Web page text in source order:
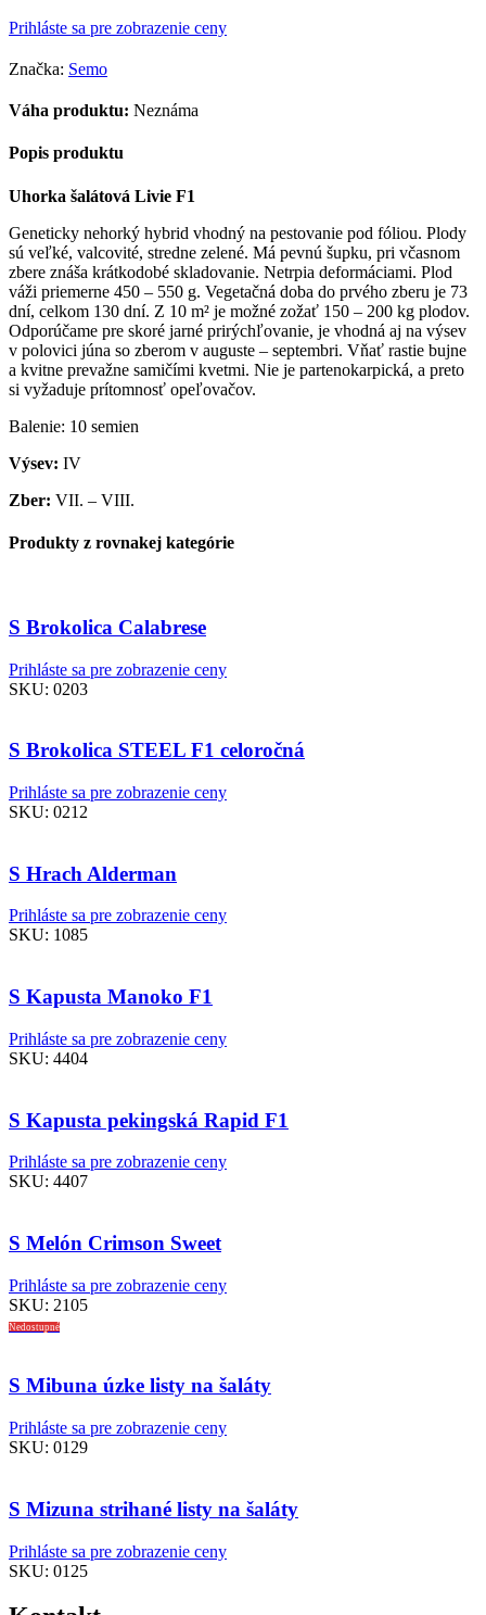
Prihláste sa pre zobrazenie ceny
Značka: Semo
Váha produktu: Neznáma
Popis produktu
Uhorka šalátová Livie F1
Geneticky nehorký hybrid vhodný na pestovanie pod fóliou. Plody
sú veľké, valcovité, stredne zelené. Má pevnú šupku, pri včasnom
zbere znáša krátkodobé skladovanie. Netrpia deformáciami. Plod
váži priemerne 450 – 550 g. Vegetačná doba do prvého zberu je 73
dní, celkom 130 dní. Z 10 m² je možné zožať 150 – 200 kg plodov.
Odporúčame pre skoré jarné prirýchľovanie, je vhodná aj na výsev
v polovici júna so zberom v auguste – septembri. Vňať rastie bujne
a kvitne prevažne samičími kvetmi. Nie je partenokarpická, a preto
si vyžaduje prítomnosť opeľovačov.
Balenie: 10 semien
Výsev: IV
Zber: VII. – VIII.
Produkty z rovnakej kategórie
S Brokolica Calabrese
Prihláste sa pre zobrazenie ceny
SKU: 0203
S Brokolica STEEL F1 celoročná
Prihláste sa pre zobrazenie ceny
SKU: 0212
S Hrach Alderman
Prihláste sa pre zobrazenie ceny
SKU: 1085
S Kapusta Manoko F1
Prihláste sa pre zobrazenie ceny
SKU: 4404
S Kapusta pekingská Rapid F1
Prihláste sa pre zobrazenie ceny
SKU: 4407
S Melón Crimson Sweet
Prihláste sa pre zobrazenie ceny
SKU: 2105
Nedostupné
S Mibuna úzke listy na šaláty
Prihláste sa pre zobrazenie ceny
SKU: 0129
S Mizuna strihané listy na šaláty
Prihláste sa pre zobrazenie ceny
SKU: 0125